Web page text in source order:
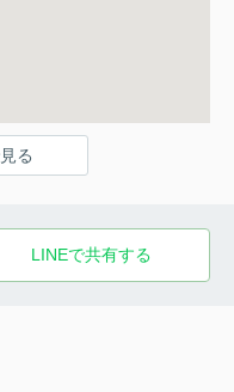
る
LINEで共有する